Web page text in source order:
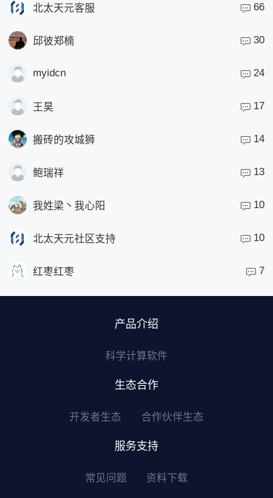
北太天元客服 66
邱彼郑楠 30
myidcn 24
王昊 17
搬砖的攻城狮 14
鲍瑞祥 13
我姓梁丶我心阳 10
北太天元社区支持 10
红枣红枣 7
产品介绍
科学计算软件
生态合作
开发者生态 合作伙伴生态
服务支持
常见问题 资料下载